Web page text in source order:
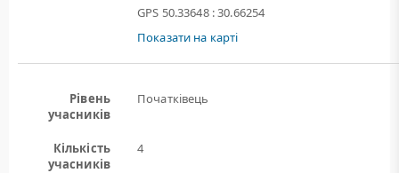
GPS 50.33648 : 30.66254
Показати на карті
Рівень
учасників
Початківець
Кількість
учасників
4